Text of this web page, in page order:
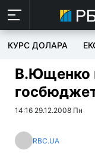
КУРС ДОЛАРА
В.Ющенко
14:16 29.12.2008 Пн
RBC.UA